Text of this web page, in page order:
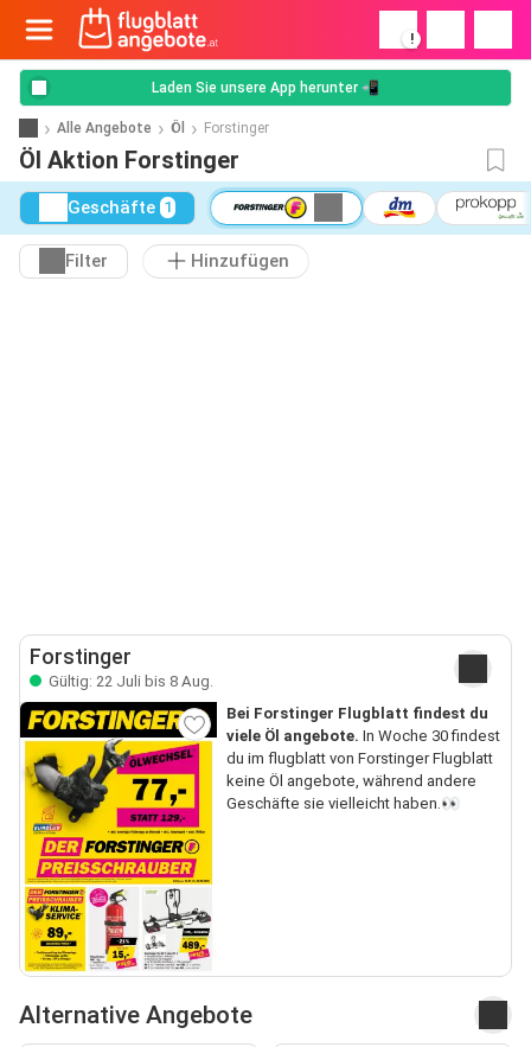
!
Laden Sie unsere App herunter 📲
Alle Angebote Öl Forstinger
Öl Aktion Forstinger
Geschäfte 1
Filter Hinzufügen
Forstinger
Gültig: 22 Juli bis 8 Aug.
Bei Forstinger Flugblatt findest du
viele Öl angebote. In Woche 30 findest
du im flugblatt von Forstinger Flugblatt
keine Öl angebote, während andere
Geschäfte sie vielleicht haben.👀
Alternative Angebote